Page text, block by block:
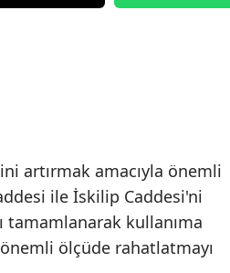
artırmak amacıyla önemli
ile İskilip Caddesi'ni
tamamlanarak kullanıma
ölçüde rahatlatmayı